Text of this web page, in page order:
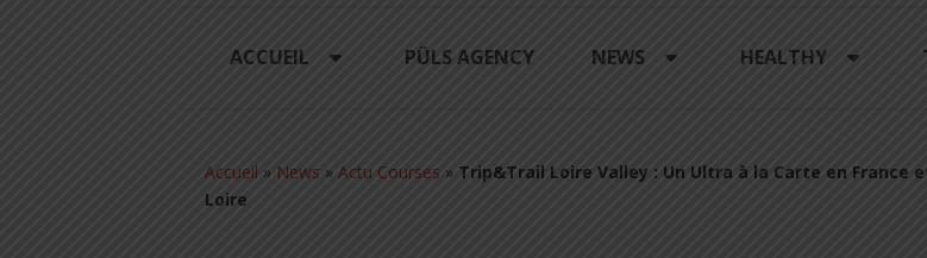
ACCUEIL PÜLS AGENCY NEWS HEALTHY
Accueil » News » Actu Courses » Trip&Trail Loire Valley : Un Ultra à la Carte en
Loire